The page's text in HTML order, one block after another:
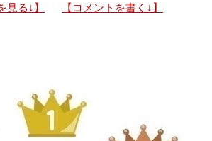
見る↓】
【コメントを書く↓】